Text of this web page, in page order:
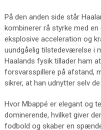
På den anden side står
kombinerer rå styrke med
eksplosive acceleration og
uundgåelig tilstedeværelse i
Haalands fysik tillader ham
forsvarsspillere på afstand,
sikrer, at han udnytter selv
Hvor Mbappé er elegant og
dominerende, hvilket giver
fodbold og skaber en